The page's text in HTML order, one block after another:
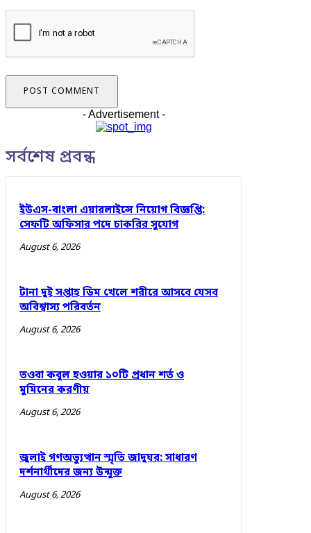
- Advertisement -
সর্বশেষ প্রবন্ধ
ইউএস-বাংলা এয়ারলাইন্সে নিয়োগ বিজ্ঞপ্তি:
সেফটি অফিসার পদে চাকরির সুযোগ
August 6, 2026
টানা দুই সপ্তাহ ডিম খেলে শরীরে আসবে যেসব
অবিশ্বাস্য পরিবর্তন
August 6, 2026
তওবা কবুল হওয়ার ১০টি প্রধান শর্ত ও
মুমিনের করণীয়
August 6, 2026
জুলাই গণঅভ্যুত্থান স্মৃতি জাদুঘর: সাধারণ
দর্শনার্থীদের জন্য উন্মুক্ত
August 6, 2026